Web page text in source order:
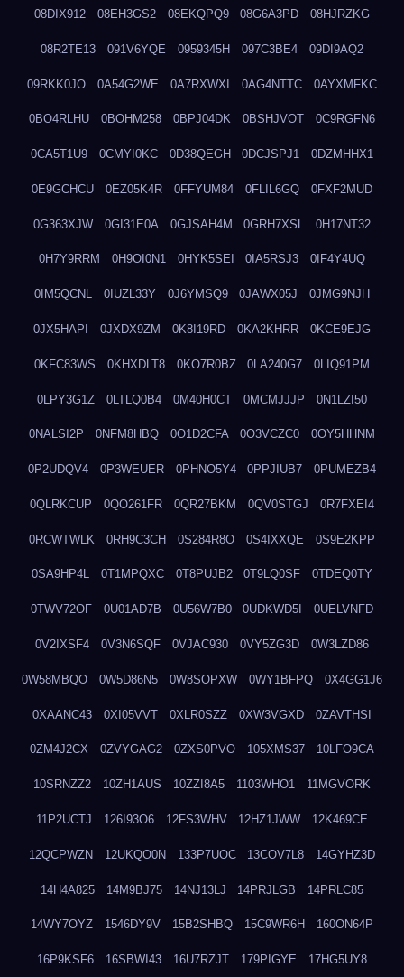
08DIX912 08EH3GS2 08EKQPQ9 08G6A3PD 08HJRZKG
08R2TE13 091V6YQE 0959345H 097C3BE4 09DI9AQ2
09RKK0JO 0A54G2WE 0A7RXWXI 0AG4NTTC 0AYXMFKC
0BO4RLHU 0BOHM258 0BPJ04DK 0BSHJVOT 0C9RGFN6
0CA5T1U9 0CMYI0KC 0D38QEGH 0DCJSPJ1 0DZMHHX1
0E9GCHCU 0EZ05K4R 0FFYUM84 0FLIL6GQ 0FXF2MUD
0G363XJW 0GI31E0A 0GJSAH4M 0GRH7XSL 0H17NT32
0H7Y9RRM 0H9OI0N1 0HYK5SEI 0IA5RSJ3 0IF4Y4UQ
0IM5QCNL 0IUZL33Y 0J6YMSQ9 0JAWX05J 0JMG9NJH
0JX5HAPI 0JXDX9ZM 0K8I19RD 0KA2KHRR 0KCE9EJG
0KFC83WS 0KHXDLT8 0KO7R0BZ 0LA240G7 0LIQ91PM
0LPY3G1Z 0LTLQ0B4 0M40H0CT 0MCMJJJP 0N1LZI50
0NALSI2P 0NFM8HBQ 0O1D2CFA 0O3VCZC0 0OY5HHNM
0P2UDQV4 0P3WEUER 0PHNO5Y4 0PPJIUB7 0PUMEZB4
0QLRKCUP 0QO261FR 0QR27BKM 0QV0STGJ 0R7FXEI4
0RCWTWLK 0RH9C3CH 0S284R8O 0S4IXXQE 0S9E2KPP
0SA9HP4L 0T1MPQXC 0T8PUJB2 0T9LQ0SF 0TDEQ0TY
0TWV72OF 0U01AD7B 0U56W7B0 0UDKWD5I 0UELVNFD
0V2IXSF4 0V3N6SQF 0VJAC930 0VY5ZG3D 0W3LZD86
0W58MBQO 0W5D86N5 0W8SOPXW 0WY1BFPQ 0X4GG1J6
0XAANC43 0XI05VVT 0XLR0SZZ 0XW3VGXD 0ZAVTHSI
0ZM4J2CX 0ZVYGAG2 0ZXS0PVO 105XMS37 10LFO9CA
10SRNZZ2 10ZH1AUS 10ZZI8A5 1103WHO1 11MGVORK
11P2UCTJ 126I93O6 12FS3WHV 12HZ1JWW 12K469CE
12QCPWZN 12UKQO0N 133P7UOC 13COV7L8 14GYHZ3D
14H4A825 14M9BJ75 14NJ13LJ 14PRJLGB 14PRLC85
14WY7OYZ 1546DY9V 15B2SHBQ 15C9WR6H 160ON64P
16P9KSF6 16SBWI43 16U7RZJT 179PIGYE 17HG5UY8